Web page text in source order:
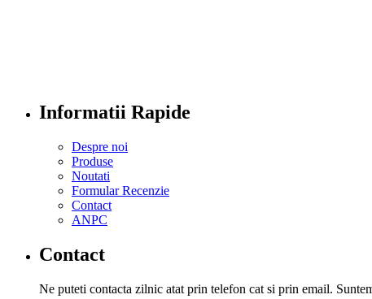
Informatii Rapide
Despre noi
Produse
Noutati
Formular Recenzie
Contact
ANPC
Contact
Ne puteti contacta zilnic atat prin telefon cat si prin email.